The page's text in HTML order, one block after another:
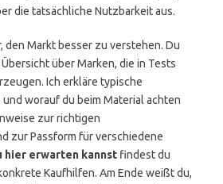
die tatsächliche Nutzbarkeit aus.
den Markt besser zu verstehen. Du
über Marken, die in Tests
Ich erkläre typische
worauf du beim Material achten
zur richtigen
zur Passform für verschiedene
hier erwarten kannst findest du
Kaufhilfen. Am Ende weißt du,